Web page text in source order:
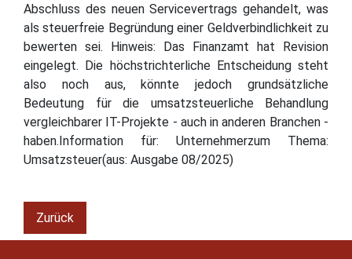
Abschluss des neuen Servicevertrags gehandelt, was
als steuerfreie Begründung einer Geldverbindlichkeit zu
bewerten sei. Hinweis: Das Finanzamt hat Revision
eingelegt. Die höchstrichterliche Entscheidung steht
also noch aus, könnte jedoch grundsätzliche
Bedeutung für die umsatzsteuerliche Behandlung
vergleichbarer IT-Projekte - auch in anderen Branchen -
haben.Information für: Unternehmerzum Thema:
Umsatzsteuer(aus: Ausgabe 08/2025)
Zurück